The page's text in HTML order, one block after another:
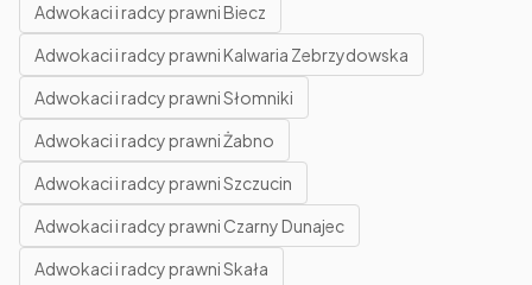
Adwokaci i radcy prawni Biecz
Adwokaci i radcy prawni Kalwaria Zebrzydowska
Adwokaci i radcy prawni Słomniki
Adwokaci i radcy prawni Żabno
Adwokaci i radcy prawni Szczucin
Adwokaci i radcy prawni Czarny Dunajec
Adwokaci i radcy prawni Skała